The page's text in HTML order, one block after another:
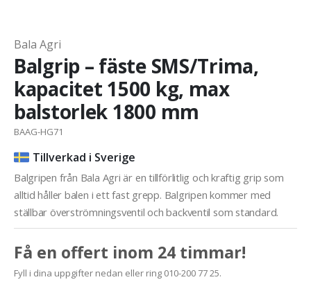
Bala Agri
Balgrip – fäste SMS/Trima,
kapacitet 1500 kg, max
balstorlek 1800 mm
BAAG-HG71
Tillverkad i Sverige
Balgripen från Bala Agri är en tillförlitlig och kraftig grip som
alltid håller balen i ett fast grepp. Balgripen kommer med
ställbar överströmningsventil och backventil som standard.
Få en offert inom 24 timmar!
Fyll i dina uppgifter nedan eller ring 010-200 77 25.